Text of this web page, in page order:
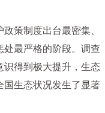
策制度出台最密集、
最严格的阶段。调查
识得到极大提升，生态
国生态状况发生了显著